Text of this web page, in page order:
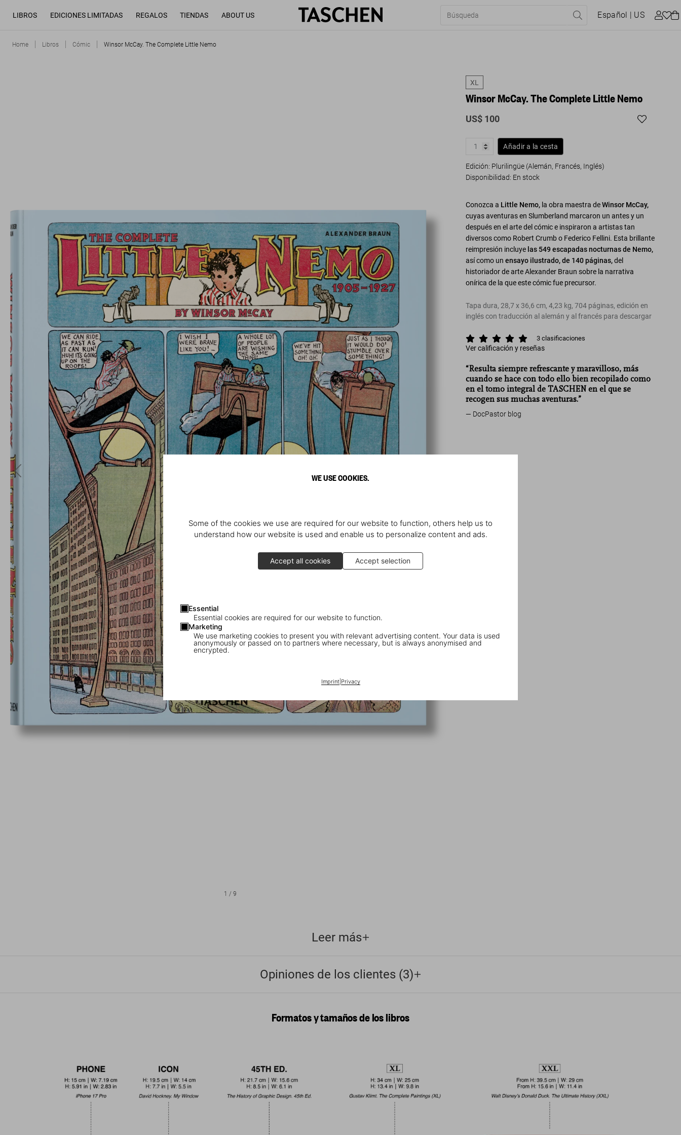
WE USE COOKIES.
Some of the cookies we use are required for our website to function, others help us to
understand how our website is used and enable us to personalize content and ads.
Accept all cookies Accept selection
Essential
Essential cookies are required for our website to function.
Marketing
We use marketing cookies to present you with relevant advertising content. Your data is used
anonymously or passed on to partners where necessary, but is always anonymised and
encrypted.
Imprint| Privacy
LIBROS EDICIONES LIMITADAS REGALOS TIENDAS ABOUT US Español | US
Home Libros Cómic Winsor McCay. The Complete Little Nemo
1 /9
XL
Winsor McCay. The Complete Little Nemo
US$ 100
Añadir a la cesta
Edición: Plurilingüe (Alemán, Francés, Inglés)
Disponibilidad: En stock
Conozca a Little Nemo, la obra maestra deWinsor McCay,
cuyas aventuras en Slumberland marcaron un antes y un
después en el arte del cómic e inspiraron a artistas tan
diversos como Robert Crumb o Federico Fellini. Esta brillante
reimpresión incluye las 549 escapadas nocturnas de Nemo,
así como unensayo ilustrado, de 140 páginas,del
historiador de arte Alexander Braun sobre la narrativa
onírica de la que este cómic fue precursor.
Tapa dura, 28,7 x 36,6 cm, 4,23 kg, 704 páginas, edición en
inglés con traducción al alemán y al francés para descargar
3 clasificaciones
Ver calificación y reseñas
“Resulta siempre refrescante y maravilloso, más
cuando se hace con todo ello bien recopilado como
en el tomo integral de TASCHEN en el que se
recogen sus muchas aventuras.”
DocPastor blog
Leer más
Opiniones de los clientes (3)
Formatos y tamaños de los libros